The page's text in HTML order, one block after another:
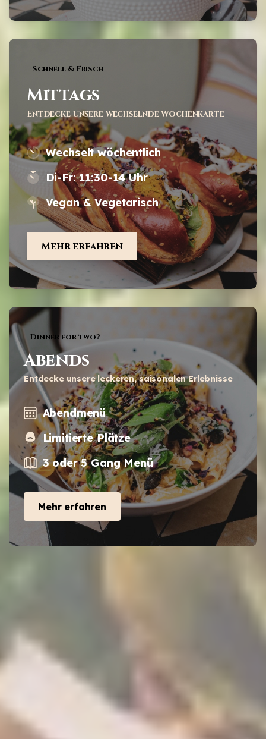
Schnell & Frisch
Mittags
Entdecke unsere wechselnde Wochenkarte
Wechselt wöchentlich
Di-Fr: 11:30-14 Uhr
Vegan & Vegetarisch
Mehr erfahren
Dinner for two?
Abends
Entdecke unsere leckeren, saisonalen Erlebnisse
Abendmenü
Limitierte Plätze
3 oder 5 Gang Menü
Mehr erfahren